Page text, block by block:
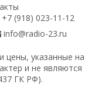
+7 (918) 023-11-12
info@radio-23.ru
цены, указанные на
и не являются
ГК РФ).